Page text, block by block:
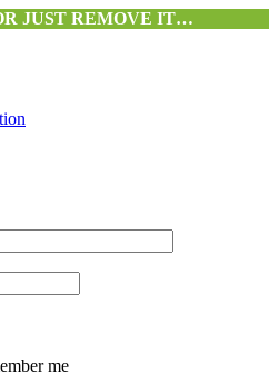
JUST REMOVE IT…
me